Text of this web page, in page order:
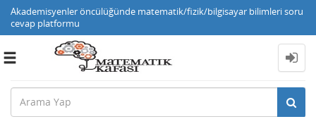
Akademisyenler öncülüğünde matematik/fizik/bilgisayar bilimleri soru
cevap platformu
Toggle